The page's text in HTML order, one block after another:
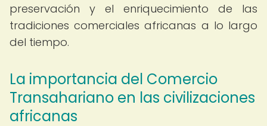
preservación y el enriquecimiento de las
tradiciones comerciales africanas a lo largo
del tiempo.
La importancia del Comercio
Transahariano en las civilizaciones
africanas